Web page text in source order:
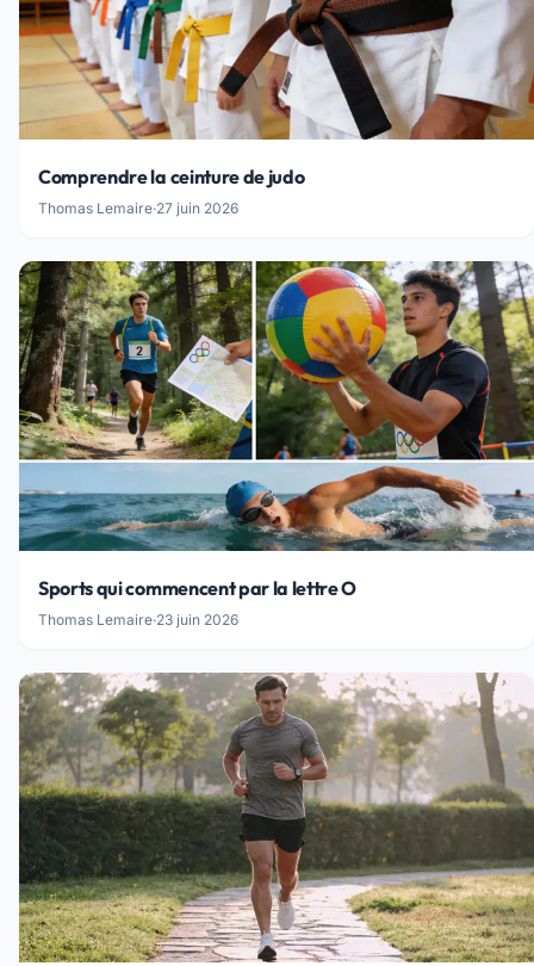
Comprendre la ceinture de judo
Thomas Lemaire·27 juin 2026
Sports qui commencent par la lettre O
Thomas Lemaire·23 juin 2026